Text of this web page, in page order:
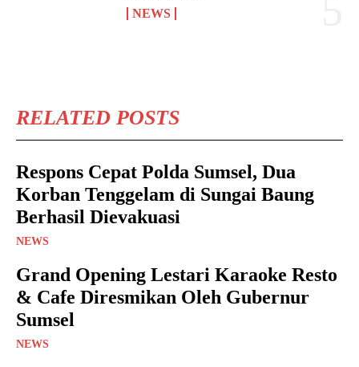
NEWS
RELATED POSTS
Respons Cepat Polda Sumsel, Dua
Korban Tenggelam di Sungai Baung
Berhasil Dievakuasi
NEWS
Grand Opening Lestari Karaoke Resto
& Cafe Diresmikan Oleh Gubernur
Sumsel
NEWS